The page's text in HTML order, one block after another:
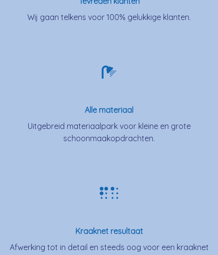
Wij gaan telkens voor 100% gelukkige klanten.
Alle materiaal
Uitgebreid materiaalpark voor kleine en grote
schoonmaakopdrachten.
Kraaknet resultaat
Afwerking tot in detail en steeds oog voor een kraaknet